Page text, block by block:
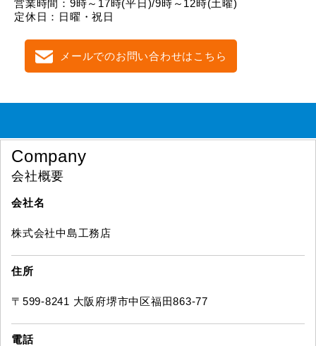
営業時間：9時～17時(平日)/9時～12時(土曜)
定休日：日曜・祝日
メールでのお問い合わせはこちら
Company
会社概要
会社名
株式会社中島工務店
住所
〒599-8241 大阪府堺市中区福田863-77
電話